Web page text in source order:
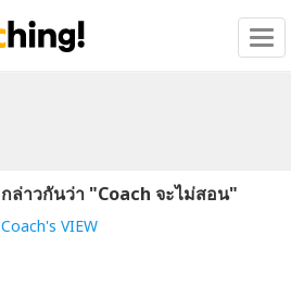
กล่าวกันว่า "Coach จะไม่สอน"
Coach's VIEW